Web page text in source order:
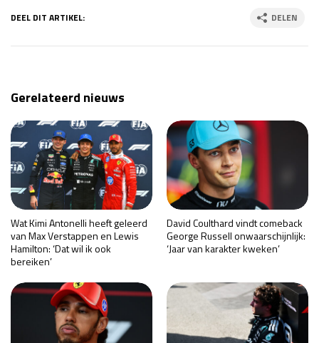
GP QATAR 2026 27 - 29 nov
Kwalificatie
za 19:00 - 20:00
Race
zo 17:00 - 19:00
zo 14:00 - 16:00
DEEL DIT ARTIKEL: DELEN
Gerelateerd nieuws
Wat Kimi Antonelli heeft geleerd
van Max Verstappen en Lewis
Hamilton: ‘Dat wil ik ook
bereiken’
David Coulthard vindt comeback
George Russell onwaarschijnlijk:
‘Jaar van karakter kweken’